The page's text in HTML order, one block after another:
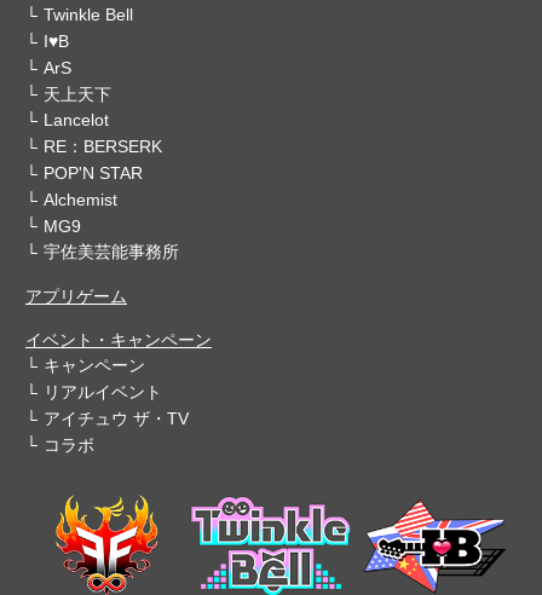
Twinkle Bell
I♥B
ArS
天上天下
Lancelot
RE：BERSERK
POP'N STAR
Alchemist
MG9
宇佐美芸能事務所
アプリゲーム
イベント・キャンペーン
キャンペーン
リアルイベント
アイチュウ ザ・TV
コラボ